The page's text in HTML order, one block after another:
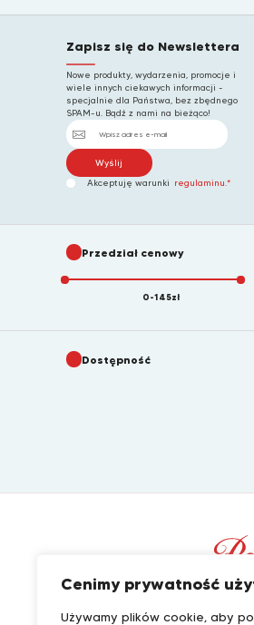
Cenimy prywatność
Używamy plików cookie, aby
Zapisz się do Newslettera
Nowe produkty, wydarzenia, promocje i
wiele innych ciekawych informacji -
specjalnie dla Państwa, bez zbędnego
SPAM-u. Bądź z nami na bieżąco!
Akceptuję warunki regulaminu.*
Przedział cenowy
0-145zł
Dostępność